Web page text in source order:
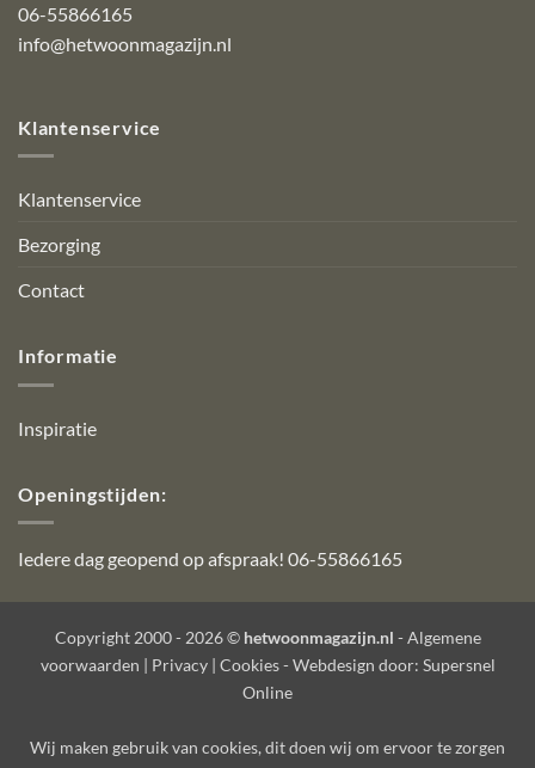
06-55866165
info@hetwoonmagazijn.nl
Klantenservice
Klantenservice
Bezorging
Contact
Informatie
Inspiratie
Openingstijden:
Iedere dag geopend op afspraak! 06-55866165
Copyright 2000 - 2026 © hetwoonmagazijn.nl - Algemene
voorwaarden | Privacy| Cookies- Webdesign door: Supersnel
Online
Wij maken gebruik van cookies, dit doen wij om ervoor te zorgen